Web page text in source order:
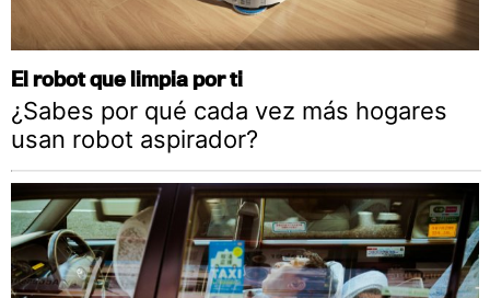
El robot que limpia por ti
¿Sabes por qué cada vez más hogares
usan robot aspirador?